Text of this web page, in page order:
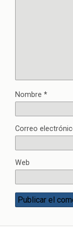
Nombre *
Correo
Web